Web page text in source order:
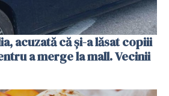
acuzată că și-a lăsat copiii
a merge la mall. Vecinii